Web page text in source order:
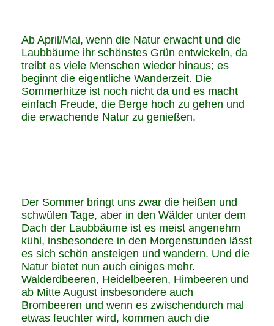
Ab April/Mai, wenn die Natur erwacht und die
Laubbäume ihr schönstes Grün entwickeln, da
treibt es viele Menschen wieder hinaus; es
beginnt die eigentliche Wanderzeit. Die
Sommerhitze ist noch nicht da und es macht
einfach Freude, die Berge hoch zu gehen und
die erwachende Natur zu genießen.
Der Sommer bringt uns zwar die heißen und
schwülen Tage, aber in den Wälder unter dem
Dach der Laubbäume ist es meist angenehm
kühl, insbesondere in den Morgenstunden lässt
es sich schön ansteigen und wandern. Und die
Natur bietet nun auch einiges mehr.
Walderdbeeren, Heidelbeeren, Himbeeren und
ab Mitte August insbesondere auch
Brombeeren und wenn es zwischendurch mal
etwas feuchter wird, kommen auch die